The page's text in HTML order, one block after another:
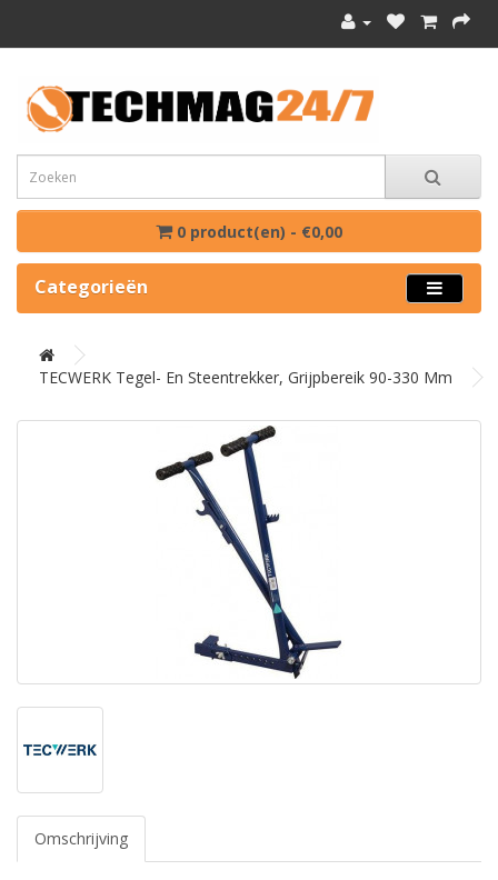
0 product(en) - €0,00
Categorieën
TECWERK Tegel- En Steentrekker, Grijpbereik 90-330 Mm
Omschrijving